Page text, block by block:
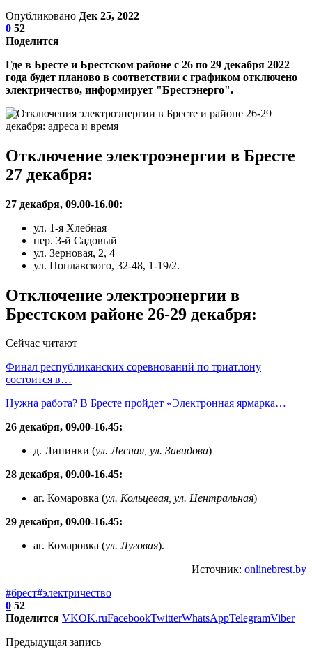
Опубликовано Дек 25, 2022
0 52
Поделится
Где в Бресте и Брестском районе с 26 по 29 декабря 2022
года будет планово в соответствии с графиком отключено
электричество, информирует "Брестэнерго".
Отключение электроэнергии в Бресте
27 декабря:
27 декабря, 09.00-16.00:
ул. 1-я Хлебная
пер. 3-й Садовый
ул. Зерновая, 2, 4
ул. Поплавского, 32-48, 1-19/2.
Отключение электроэнергии в
Брестском районе 26-29 декабря:
Сейчас читают
Финал республиканских соревнований по триатлону
состоится в…
Нужна работа? В Бресте пройдет «Электронная ярмарка…
26 декабря, 09.00-16.45:
д. Липинки (ул. Лесная, ул. Завидова)
28 декабря, 09.00-16.45:
аг. Комаровка (ул. Кольцевая, ул. Центральная)
29 декабря, 09.00-16.45:
аг. Комаровка (ул. Луговая).
Источник: onlinebrest.by
#брест#электричество
0 52
Поделится VKOK.ruFacebookTwitterWhatsAppTelegramViber
Предыдущая запись